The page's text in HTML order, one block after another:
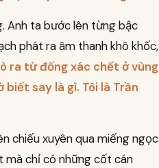
Anh ta bước lên từng bậc
phát ra âm thanh khô khốc,
ra từ đống xác chết ở vùng
say là gì. Tôi là Trần
chiếu xuyên qua miếng ngọc
chỉ có những cốt cán